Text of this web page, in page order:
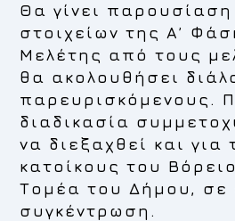
Θα γίνει
στοιχείων της Α’
Μελέτης από τους
θα ακολουθήσει
παρευρισκόμενους.
διαδικασία
να διεξαχθεί και για
κατοίκους του
Τομέα του Δήμου, σε
συγκέντρωση.